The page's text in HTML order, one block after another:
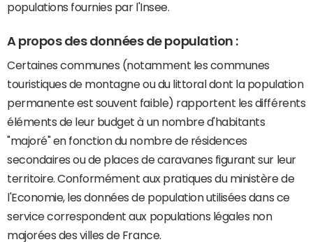
populations fournies par l'Insee.
A propos des données de population :
Certaines communes (notamment les communes
touristiques de montagne ou du littoral dont la population
permanente est souvent faible) rapportent les différents
éléments de leur budget à un nombre d'habitants
"majoré" en fonction du nombre de résidences
secondaires ou de places de caravanes figurant sur leur
territoire. Conformément aux pratiques du ministère de
l'Economie, les données de population utilisées dans ce
service correspondent aux populations légales non
majorées des villes de France.